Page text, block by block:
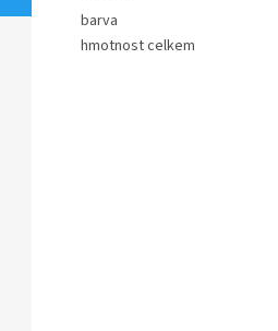
barva
hmotnost celkem